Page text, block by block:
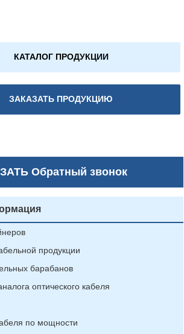
КАТАЛОГ ПРОДУКЦИИ
ЗАКАЗАТЬ ПРОДУКЦИЮ
Обратный звонок
продукции
барабанов
оптического кабеля
по мощности